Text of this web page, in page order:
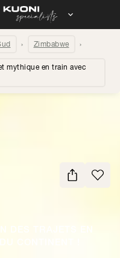
Zimbabwe
mythique en train avec